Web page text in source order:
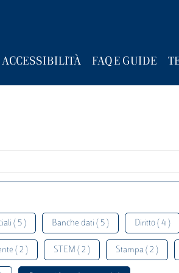
ACCESSIBILITÀ FAQ E GUIDE
( 5 ) Banche dati ( 5 ) Diritto ( 4 )
( 2 ) STEM ( 2 ) Stampa ( 2 )